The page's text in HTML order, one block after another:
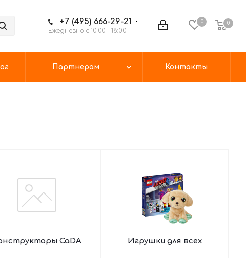
0 0
+7 (495) 666-29-21
Ежедневно с 10:00 - 18:00
Партнерам Контакты
CaDA Игрушки для всех